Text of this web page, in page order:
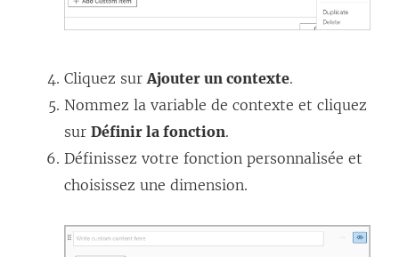
Cliquez surAjouter un contexte.
Nommez la variable de contexte et cliquez
sur Définir la fonction.
Définissez votre fonction personnalisée et
choisissez une dimension.